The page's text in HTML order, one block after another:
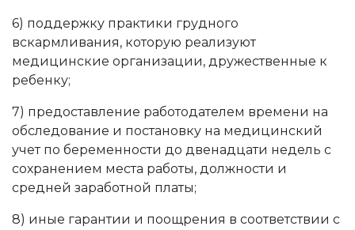
6) поддержку практики грудного
вскармливания, которую реализуют
медицинские организации, дружественные к
ребенку;
7) предоставление работодателем времени на
обследование и постановку на медицинский
учет по беременности до двенадцати недель с
сохранением места работы, должности и
средней заработной платы;
8) иные гарантии и поощрения в соответствии с